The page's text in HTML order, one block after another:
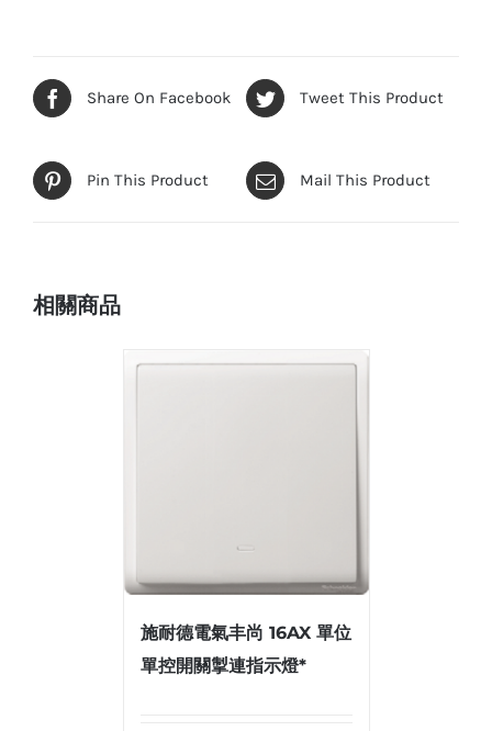
Share On Facebook Tweet This Product
Pin This Product Mail This Product
相關商品
施耐德電氣丰尚 16AX 單位
單控開關掣連指示燈*